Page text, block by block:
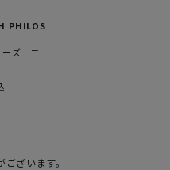
PHILOS
ーズ 二
ざいます。